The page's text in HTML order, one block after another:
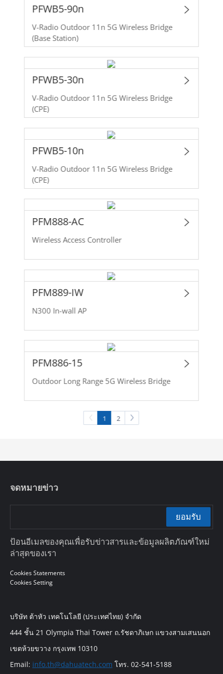
PFWB5-90n
V-Radio Outdoor 11n 5G Wireless Bridge
(Base Station)
PFWB5-30n
V-Radio Outdoor 11n 5G Wireless Bridge
(CPE)
PFWB5-10n
V-Radio Outdoor 11n 5G Wireless Bridge
(CPE)
PFM888-AC
Wireless Access Controller
PFM889-IW
N300 In-wall AP
PFM886-15
Outdoor Long Range 5G Wireless Bridge
1 2
จดหมายข่าว
ยอมรับ
ป้อนอีเมลของคุณเพื่อรับข่าวสารและข้อมูลผลิตภัณฑ์ใหม่
ล่าสุดของเรา
Cookies Statements
Cookies Setting
บริษัท ต้าหัว เทคโนโลยี (ประเทศไทย) จำกัด
444 ชั้น 21 Olympia Thai Tower ถ.รัชดาภิเษก แขวงสามเสนนอก
เขตห้วยขวาง กรุงเทพ 10310
Email: info.th@dahuatech.com โทร. 02-541-5188